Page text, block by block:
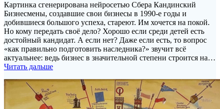
Картинка сгенерирована нейросетью Сбера Кандинский
Бизнесмены, создавшие свои бизнесы в 1990-е годы и
добившиеся большого успеха, стареют. Им хочется на покой.
Но кому передать своё дело? Хорошо если среди детей есть
достойный кандидат. А если нет? Даже если есть, то вопрос
«как правильно подготовить наследника?» звучит всё
актуальнее: ведь бизнес в значительной степени строится на…
Читать дальше